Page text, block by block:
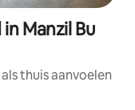
Manzil Bu
thuis aanvoelen